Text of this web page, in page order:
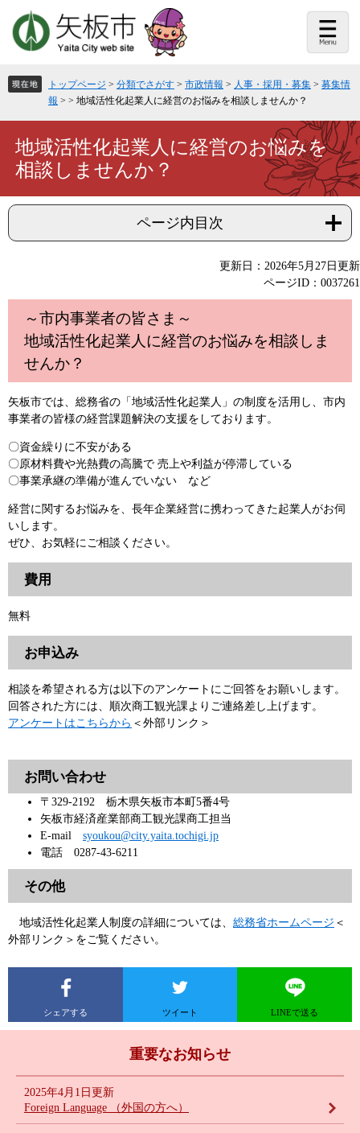
頭
で
飛
ば
て
トップページ > 分類でさがす > 市政情報 > 人事・採用・募集 > 募集情
報 > > 地域活性化起業人に経営のお悩みを相談しませんか？
地域活性化起業人に経営のお悩みを
相談しませんか？
ページ内目次
更新日：2026年5月27日更新
ページID：0037261
～市内事業者の皆さま～
地域活性化起業人に経営のお悩みを相談しま
せんか？
矢板市では、総務省の「地域活性化起業人」の制度を活用し、市内
事業者の皆様の経営課題解決の支援をしております。
〇資金繰りに不安がある
〇原材料費や光熱費の高騰で 売上や利益が停滞している
〇事業承継の準備が進んでいない など
経営に関するお悩みを、長年企業経営に携わってきた起業人がお伺
いします。
ぜひ、お気軽にご相談ください。
費用
無料
お申込み
相談を希望される方は以下のアンケートにご回答をお願いします。
回答された方には、順次商工観光課よりご連絡差し上げます。
アンケートはこちらから ＜外部リンク＞
お問い合わせ
〒329-2192 栃木県矢板市本町5番4号
矢板市経済産業部商工観光課商工担当
E-mail syoukou@city.yaita.tochigi.jp
電話 0287-43-6211
その他
地域活性化起業人制度の詳細については、 総務省ホームページ ＜
外部リンク＞ をご覧ください。
シェアする ツイート LINEで送る
重要なお知らせ
Foreign Language （外国の方へ）
2025年4月1日更新